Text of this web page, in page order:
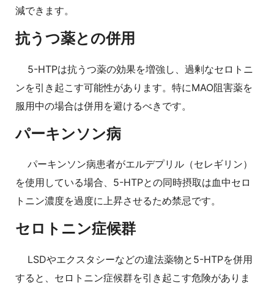
減できます。
抗うつ薬との併用
5-HTPは抗うつ薬の効果を増強し、過剰なセロトニ
ンを引き起こす可能性があります。特にMAO阻害薬を
服用中の場合は併用を避けるべきです。
パーキンソン病
パーキンソン病患者がエルデプリル（セレギリン）
を使用している場合、5-HTPとの同時摂取は血中セロ
トニン濃度を過度に上昇させるため禁忌です。
セロトニン症候群
LSDやエクスタシーなどの違法薬物と5-HTPを併用
すると、セロトニン症候群を引き起こす危険がありま